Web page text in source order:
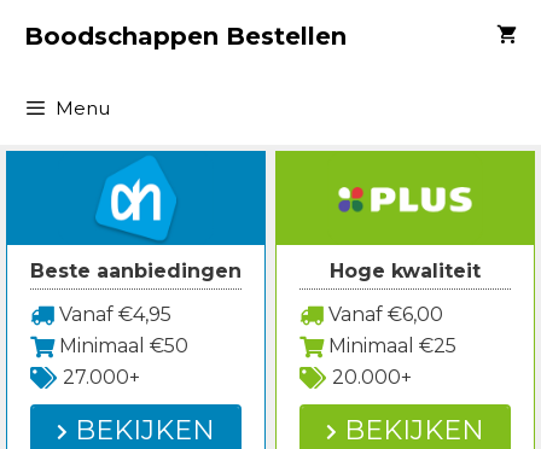
naarBoodschappen Bestellen
Menu
Beste aanbiedingen
Vanaf €4,95
Minimaal €50
27.000+
BEKIJKEN
Hoge kwaliteit
Vanaf €6,00
Minimaal €25
20.000+
BEKIJKEN